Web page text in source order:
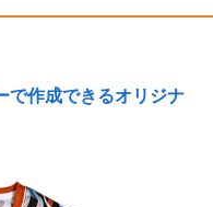
で作成できるオリジナ